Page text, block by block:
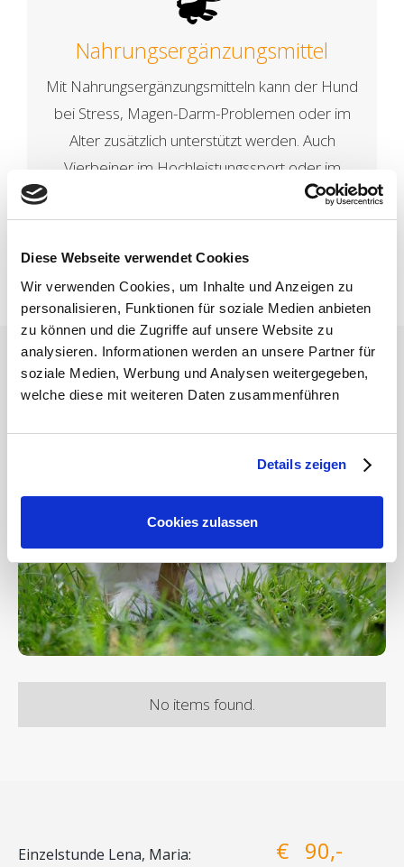
Diese Webseite verwendet Cookies
Wir verwenden Cookies, um Inhalte und Anzeigen zu
personalisieren, Funktionen für soziale Medien anbieten
zu können und die Zugriffe auf unsere Website zu
analysieren. Informationen werden an unsere Partner für
soziale Medien, Werbung und Analysen weitergegeben,
welche diese mit weiteren Daten zusammenführen
Details zeigen
Cookies zulassen
Nahrungsergänzungsmittel
Mit Nahrungsergänzungsmitteln kann der Hund
bei Stress, Magen-Darm-Problemen oder im
Alter zusätzlich unterstützt werden. Auch
Vierbeiner im Hochleistungssport oder im
Wachstum haben einen erhöhten
Nährstoffbedarf.
No items found.
Einzelstunde Lena, Maria: € 90,-